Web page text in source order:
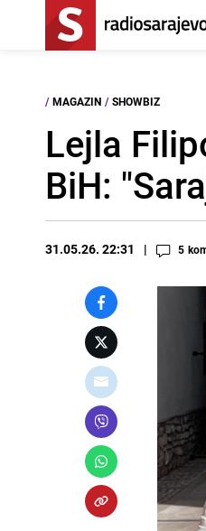
/ MAGAZIN / SHOWBIZ
Lejla
BiH:
31.05.26. 22:31 5